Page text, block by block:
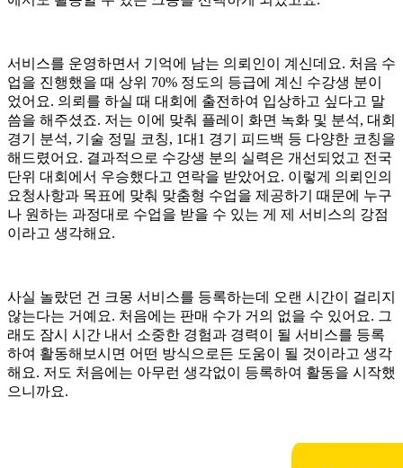
서비스를 운영하면서 기억에 남는 의뢰인이 계신데요. 처음 수
업을 진행했을 때 상위 70% 정도의 등급에 계신 수강생 분이
었어요. 의뢰를 하실 때 대회에 출전하여 입상하고 싶다고 말
씀을 해주셨죠. 저는 이에 맞춰 플레이 화면 녹화 및 분석, 대회
경기 분석, 기술 정밀 코칭, 1대1 경기 피드백 등 다양한 코칭을
해드렸어요. 결과적으로 수강생 분의 실력은 개선되었고 전국
단위 대회에서 우승했다고 연락을 받았어요. 이렇게 의뢰인의
요청사항과 목표에 맞춰 맞춤형 수업을 제공하기 때문에 누구
나 원하는 과정대로 수업을 받을 수 있는 게 제 서비스의 강점
이라고 생각해요.
사실 놀랐던 건 크몽 서비스를 등록하는데 오랜 시간이 걸리지
않는다는 거예요. 처음에는 판매 수가 거의 없을 수 있어요. 그
래도 잠시 시간 내서 소중한 경험과 경력이 될 서비스를 등록
하여 활동해보시면 어떤 방식으로든 도움이 될 것이라고 생각
해요. 저도 처음에는 아무런 생각없이 등록하여 활동을 시작했
으니까요.